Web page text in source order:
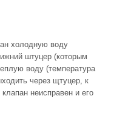
холодную воду
штуцер (которым
воду (температура
через щтуцер, к
неисправен и его